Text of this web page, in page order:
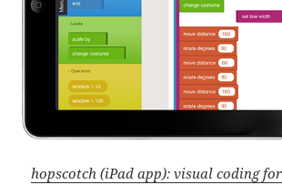
hopscotch (iPad app): visual coding